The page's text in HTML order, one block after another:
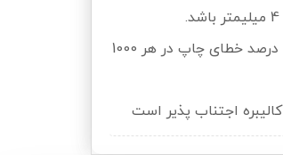
♦️درصد خطای برش ± 0.5 سانتیمتر و درصد خطای چاپ در هر 1000